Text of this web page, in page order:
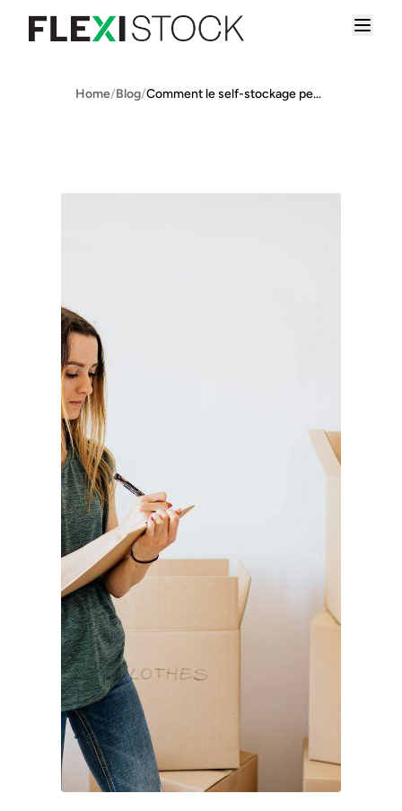
Home/Blog/ Comment le self-stockage peut aider lors d’un déménagement